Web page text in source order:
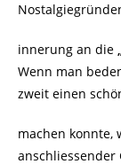
innerung an die
Wenn man
zweit einen
machen konnte,
anschliessender